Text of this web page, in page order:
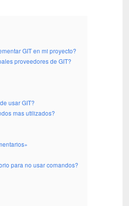
GIT en mi proyecto?
proveedores de GIT?
usar GIT?
mas utilizados?
para no usar comandos?